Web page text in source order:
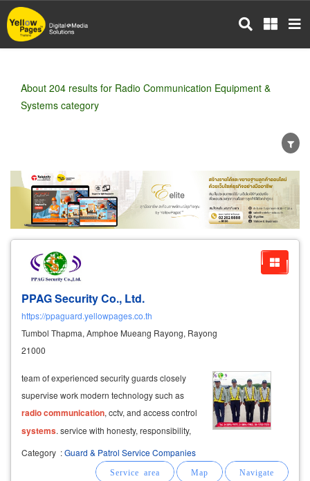
Skip
to
main
About 204 results for Radio Communication Equipment &
Systems category
Wholesale Retail Manufacturer
Dealer
Exporter/Importer
Service Business
PPAG Security Co., Ltd.
https://ppaguard.yellowpages.co.th
Tumbol Thapma, Amphoe Mueang Rayong, Rayong
21000
team of experienced security guards closely
supervise work modern technology such as
radiocommunication, cctv, and access control
systems. service with honesty, responsibility,
and punctuality customize services to suit
Category :Guard & Patrol Service Companies